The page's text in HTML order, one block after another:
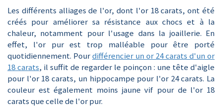
Les différents alliages de l'or, dont l'or 18 carats, ont été
créés pour améliorer sa résistance aux chocs et à la
chaleur, notamment pour l'usage dans la joaillerie. En
effet, l'or pur est trop malléable pour être porté
quotidiennement. Pourdifférencier un or 24 carats d'un or
18 carats, il suffit de regarder le poinçon : une tête d'aigle
pour l'or 18 carats, un hippocampe pour l'or 24 carats. La
couleur est également moins jaune vif pour de l'or 18
carats que celle de l'or pur.